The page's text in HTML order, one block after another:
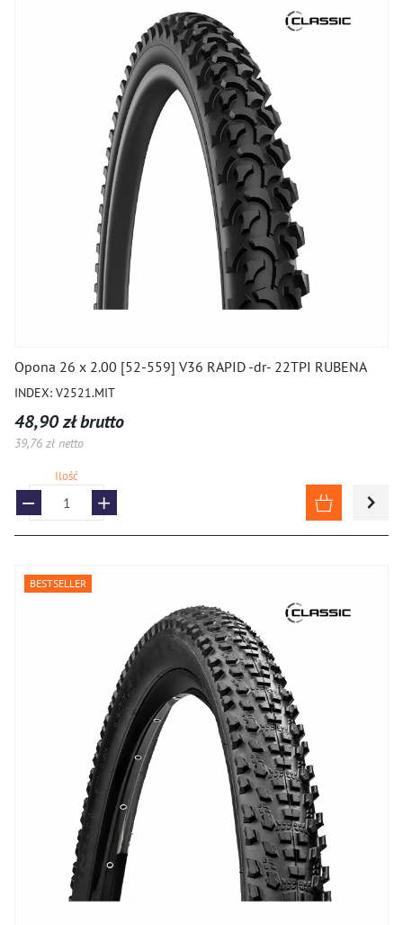
Opona 26 x 2.00 [52-559] V36 RAPID -dr- 22TPI RUBENA
INDEX: V2521.MIT
48,90 zł brutto
39,76 zł netto
Ilość
BESTSELLER